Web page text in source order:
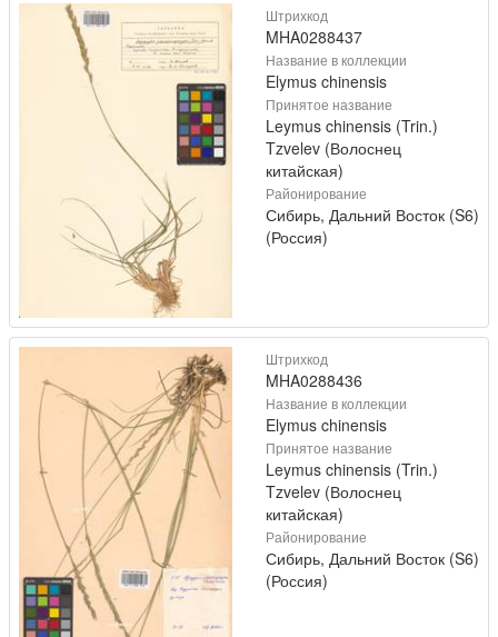
Штрихкод
MHA0288437
Название в коллекции
Elymus chinensis
Принятое название
Leymus chinensis (Trin.)
Tzvelev (Волоснец
китайская)
Районирование
Сибирь, Дальний Восток (S6)
(Россия)
Штрихкод
MHA0288436
Название в коллекции
Elymus chinensis
Принятое название
Leymus chinensis (Trin.)
Tzvelev (Волоснец
китайская)
Районирование
Сибирь, Дальний Восток (S6)
(Россия)